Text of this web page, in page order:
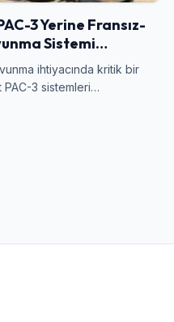
3 Yerine Fransız-
Sistemi…
ihtiyacında kritik bir
PAC-3 sistemleri…